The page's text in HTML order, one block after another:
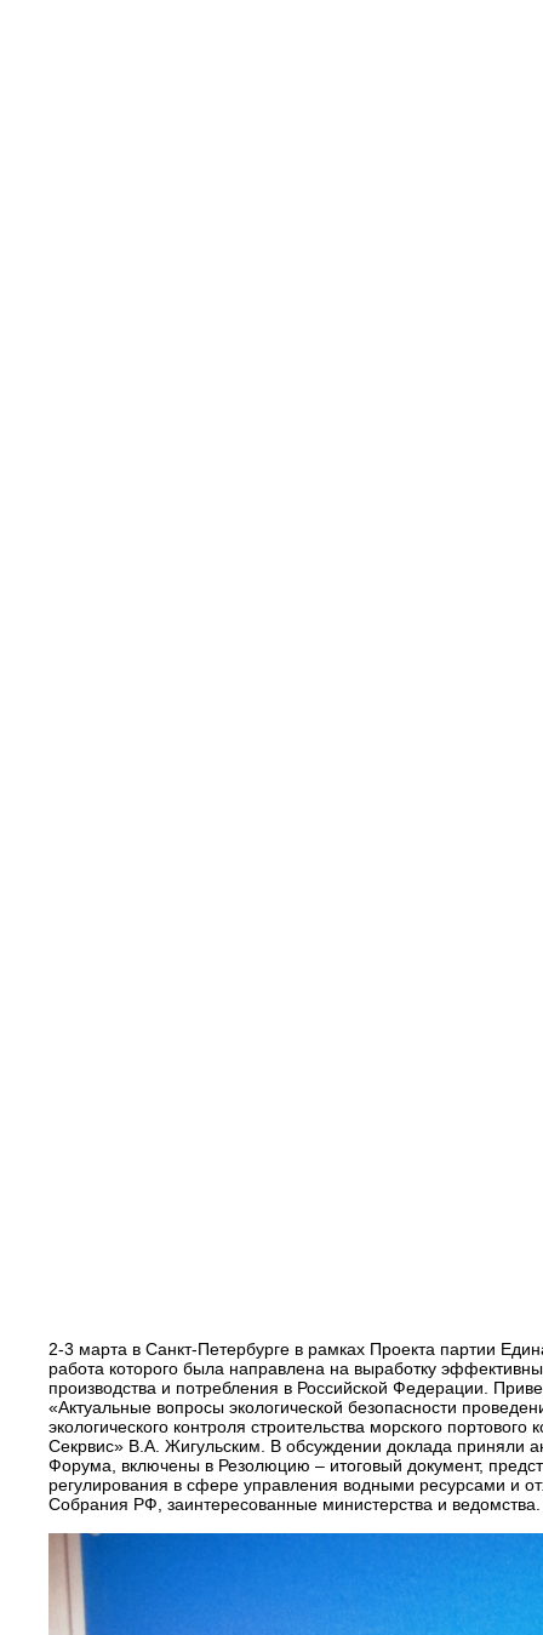
2-3 марта в Санкт-Петербурге в рамках Проекта партии
работа которого была направлена на выработку
производства и потребления в Российской Федерации.
«Актуальные вопросы экологической безопасности
экологического контроля строительства морского
Секрвис» В.А. Жигульским. В обсуждении доклада
Форума, включены в Резолюцию – итоговый документ,
регулирования в сфере управления водными ресурсами и
Собрания РФ, заинтересованные министерства и ведомства.